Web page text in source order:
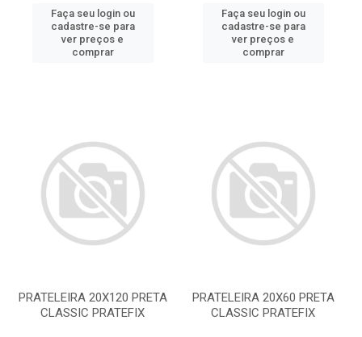
Faça seu login ou
cadastre-se para
ver preços e
comprar
Faça seu login ou
cadastre-se para
ver preços e
comprar
PRATELEIRA 20X120 PRETA
CLASSIC PRATEFIX
PRATELEIRA 20X60 PRETA
CLASSIC PRATEFIX